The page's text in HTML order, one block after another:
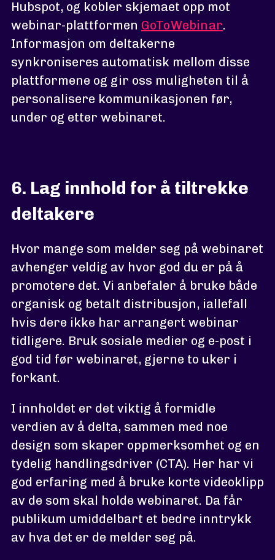
Hubspot, og kobler skjemaet opp mot
webinar-plattformen GoToWebinar.
Informasjon om deltakerne
synkroniseres automatisk mellom disse
plattformene og gir oss muligheten til å
personalisere kommunikasjonen før,
under og etter webinaret.
6. Lag innhold for å tiltrekke
deltakere
Hvor mange som melder seg på webinaret
avhenger veldig av hvor god du er på å
promotere det. Vi anbefaler å bruke både
organisk og betalt distribusjon, iallefall
hvis dere ikke har arrangert webinar
tidligere. Bruk sosiale medier og e-post i
god tid før webinaret, gjerne to uker i
forkant.
I innholdet er det viktig å formidle
verdien av å delta, sammen med noe
design som skaper oppmerksomhet og en
tydelig handlingsdriver (CTA). Her har vi
god erfaring med å bruke korte videoklipp
av de som skal holde webinaret. Da får
publikum umiddelbart et bedre inntrykk
av hva det er de melder seg på.